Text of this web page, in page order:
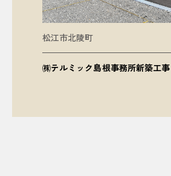
松江市北陵町
㈱テルミック島根事務所新築工事